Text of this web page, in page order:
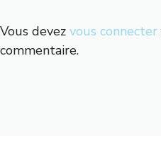
Vous devez vous connecter
commentaire.